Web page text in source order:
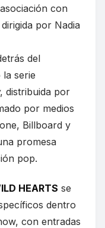
con
por Nadia
del
serie
, distribuida por
por medios
Billboard y
promesa
pop.
HEARTS se
dentro
con entradas